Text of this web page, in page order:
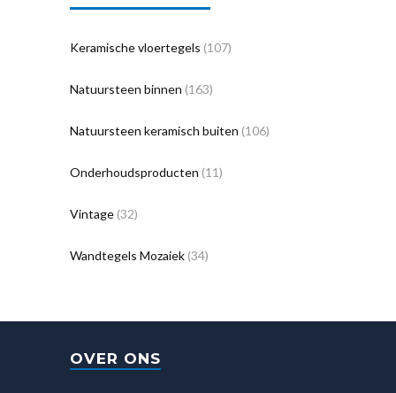
Keramische vloertegels (107)
Natuursteen binnen (163)
Natuursteen keramisch buiten (106)
Onderhoudsproducten (11)
Vintage (32)
Wandtegels Mozaiek (34)
OVER ONS